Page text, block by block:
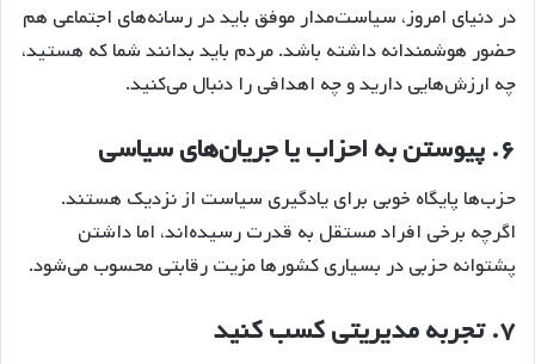
در دنیای امروز، سیاست‌مدار موفق باید در رسانه‌های اجتماعی هم
حضور هوشمندانه داشته باشد. مردم باید بدانند شما که هستید،
چه ارزش‌هایی دارید و چه اهدافی را دنبال می‌کنید.
۶. پیوستن به احزاب یا جریان‌های سیاسی
حزب‌ها پایگاه خوبی برای یادگیری سیاست از نزدیک هستند.
اگرچه برخی افراد مستقل به قدرت رسیده‌اند، اما داشتن
پشتوانه حزبی در بسیاری کشورها مزیت رقابتی محسوب می‌شود.
۷. تجربه مدیریتی کسب کنید